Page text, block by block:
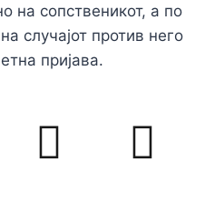
на сопственикот, а по
случајот против него
пријава.